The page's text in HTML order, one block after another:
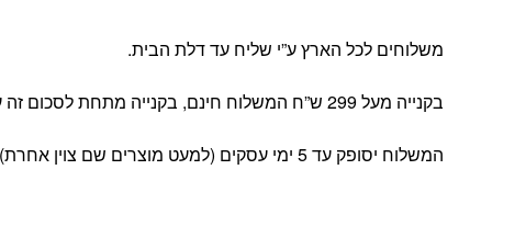
משלוחים לכל הארץ ע”י שליח עד דלת הבית.
בקנייה מעל 299 ש”ח המשלוח חינם, בקנייה מתחת לסכום זה עלות המשלוח הינה 39 ש”ח
המשלוח יסופק עד 5 ימי עסקים (למעט מוצרים שם צוין אחרת).